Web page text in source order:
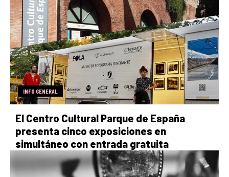
INFO GENERAL
El Centro Cultural Parque de España
presenta cinco exposiciones en
simultáneo con entrada gratuita